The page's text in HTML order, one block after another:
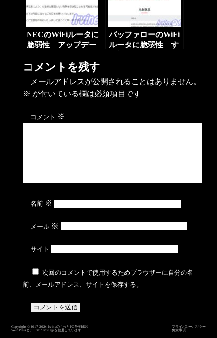
NECのWiFiルータに
脆弱性 アップデー
もあり
バッファローのWiFi
ルータに脆弱性 す
コメントを残す
メールアドレスが公開されることはありません。
※ が付いている欄は必須項目です
コメント ※
名前 ※
メール ※
サイト
次回のコメントで使用するためブラウザーに自分の名
前、メールアドレス、サイトを保存する。
Copyright © 2017-2026 IrvineのもっとPC自作日記
WordPressとテーマ： Irvinejpを使用しています
プライバシーポリシー
免責事項